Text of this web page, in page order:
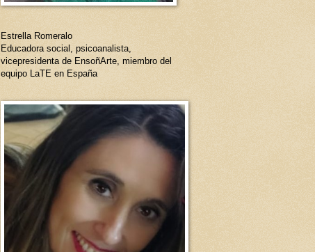
Estrella Romeralo
Educadora social, psicoanalista,
vicepresidenta de EnsoñArte, miembro del
equipo LaTE en España